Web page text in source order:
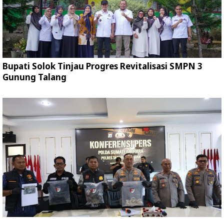
Bupati Solok Tinjau Progres Revitalisasi SMPN 3
Gunung Talang